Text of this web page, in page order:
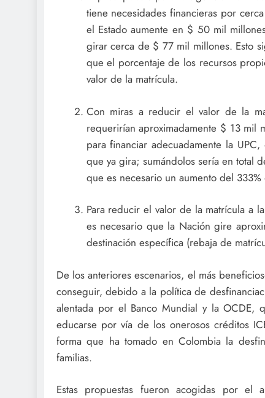
tiene necesidades financieras por
el Estado aumente en $ 50 mil
girar cerca de $ 77 mil millones. Esto
que el porcentaje de los recursos
valor de la matrícula.
Con miras a reducir el valor de la
requerirían aproximadamente $ 13
para financiar adecuadamente la
que ya gira; sumándolos sería en total
que es necesario un aumento del
Para reducir el valor de la matrícula a
es necesario que la Nación gire
destinación específica (rebaja de
De los anteriores escenarios, el más
conseguir, debido a la política de
alentada por el Banco Mundial y la OCDE,
educarse por vía de los onerosos créditos
forma que ha tomado en Colombia la
familias.
Estas propuestas fueron acogidas por el